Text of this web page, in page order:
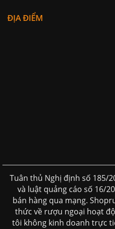
ĐỊA ĐIỂM
Tuân thủ Nghị định số 185/
và luật quảng cáo số 16/
bán hàng qua mạng.
thức về rượu ngoại hoạt
tôi không kinh doanh trực